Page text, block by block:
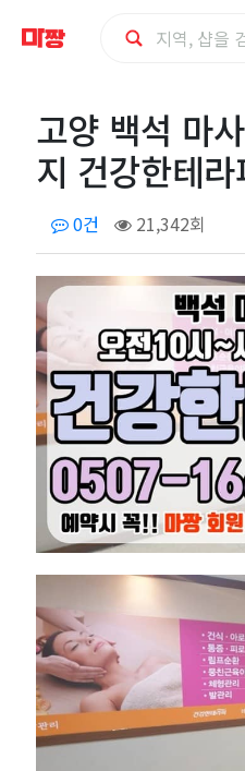
양
석
마
사
지
아
마
마
사
지
고양 백석 마
지 건강한테라
0건 21,342회